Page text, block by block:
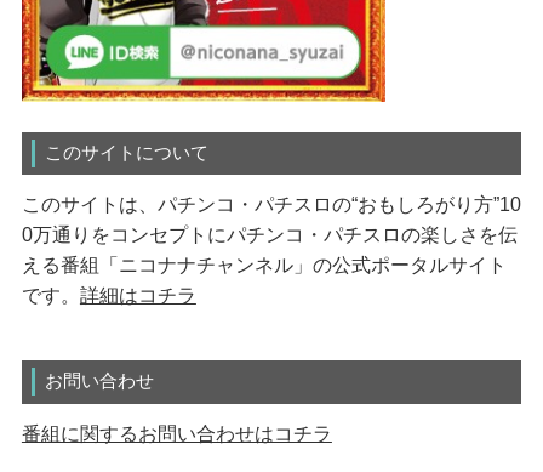
このサイトについて
このサイトは、パチンコ・パチスロの“おもしろがり方”10
0万通りをコンセプトにパチンコ・パチスロの楽しさを伝
える番組「ニコナナチャンネル」の公式ポータルサイト
です。 詳細はコチラ
お問い合わせ
番組に関するお問い合わせはコチラ